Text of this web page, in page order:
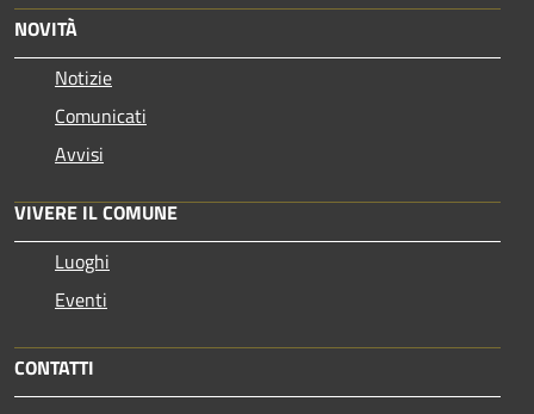
NOVITÀ
Notizie
Comunicati
Avvisi
VIVERE IL COMUNE
Luoghi
Eventi
CONTATTI